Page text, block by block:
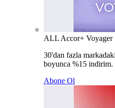
ALL Accor+ Voyager
30'dan fazla
boyunca %15 indirim.
Abone Ol